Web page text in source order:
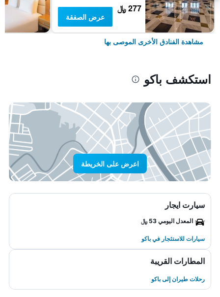
277 ﷼
عرض الصفقة
مشاهدة الفنادق الأخرى الموصى بها
استكشف باكو
اعرض على الخريطة
سيارت ايجار
المعدل اليومي 53 ﷼
سيارات للاستئجار في باكو
المطارات القريبة
رحلات طيران إلى باكو